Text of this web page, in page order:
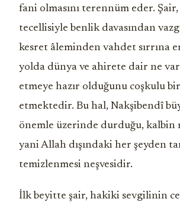
fani olmasını terennüm eder.
tecellisiyle benlik davasından
kesret âleminden vahdet sırrına
yolda dünya ve ahirete dair ne
etmeye hazır olduğunu coşkulu
etmektedir. Bu hal, Nakşibendî
önemle üzerinde durduğu, kalbin
yani Allah dışındaki her şeyden
temizlenmesi neşvesidir.
İlk beyitte şair, hakiki sevgilinin